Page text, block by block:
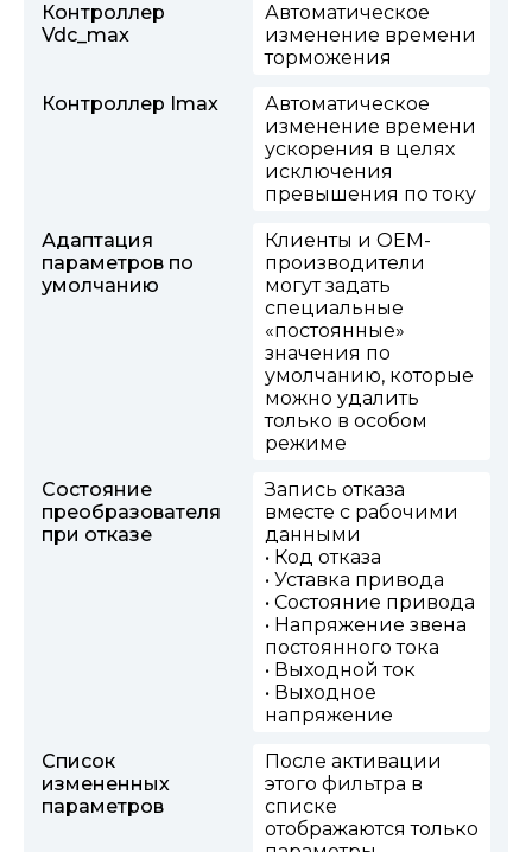
Контроллер
Vdc_max
Автоматическое
изменение времени
торможения
Контроллер Imax
Автоматическое
изменение времени
ускорения в целях
исключения
превышения по току
Адаптация
параметров по
умолчанию
Клиенты и OEM-
производители
могут задать
специальные
«постоянные»
значения по
умолчанию, которые
можно удалить
только в особом
режиме
Состояние
преобразователя
при отказе
Запись отказа
вместе с рабочими
данными
• Код отказа
• Уставка привода
• Состояние привода
• Напряжение звена
постоянного тока
• Выходной ток
• Выходное
напряжение
Список
измененных
параметров
После активации
этого фильтра в
списке
отображаются только